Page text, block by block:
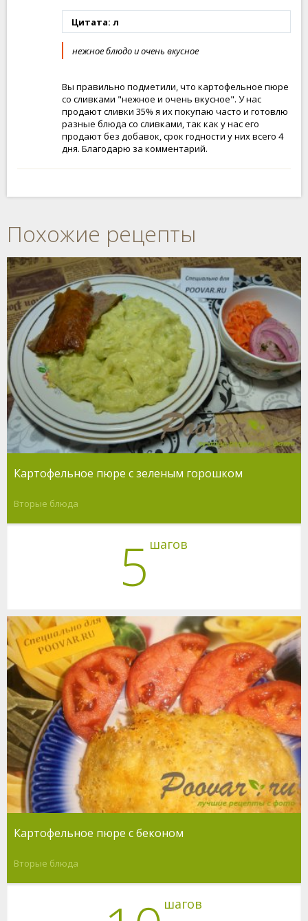
Цитата: л
нежное блюдо и очень вкусное
Вы правильно подметили, что картофельное пюре
со сливками "нежное и очень вкусное". У нас
продают сливки 35% я их покупаю часто и готовлю
разные блюда со сливками, так как у нас его
продают без добавок, срок годности у них всего 4
дня. Благодарю за комментарий.
Похожие рецепты
Картофельное пюре с зеленым горошком
Вторые блюда
5 шагов
Картофельное пюре с беконом
Вторые блюда
шагов